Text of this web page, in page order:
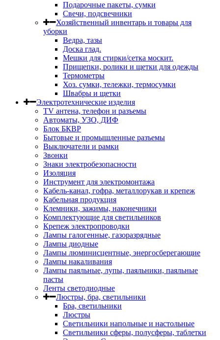
Подарочные пакеты, сумки
Свечи, подсвечники
Хозяйственный инвентарь и товары для
уборки
Ведра, тазы
Доска глад.
Мешки для стирки/сетка москит.
Прищепки, ролики и щетки для одежды
Термометры
Хоз. сумки, тележки, термосумки
Швабры и щетки
Электротехнические изделия
TV aнтена, телефон и разъемы
Автоматы, УЗО, ДИФ
Блок БКВР
Бытовые и промышленные разъемы
Выключатели и рамки
Звонки
Знаки электробезопасности
Изоляция
Инструмент для электромонтажа
Кабель-канал, гофра, металлорукав и крепеж
Кабельная продукция
Клемники, зажимы, наконечники
Комплектующие для светильников
Крепеж электропроводки
Лампы галогенные, газоразрядные
Лампы диодные
Лампы люминисцентные, энергосберегающие
Лампы накаливания
Лампы паяльные, лупы, паяльники, паяльные
пасты
Ленты светодиодные
Люстры, бра, светильники
Бра, светильники
Люстры
Светильники напольные и настольные
Светильники сферы, полусферы, таблетки